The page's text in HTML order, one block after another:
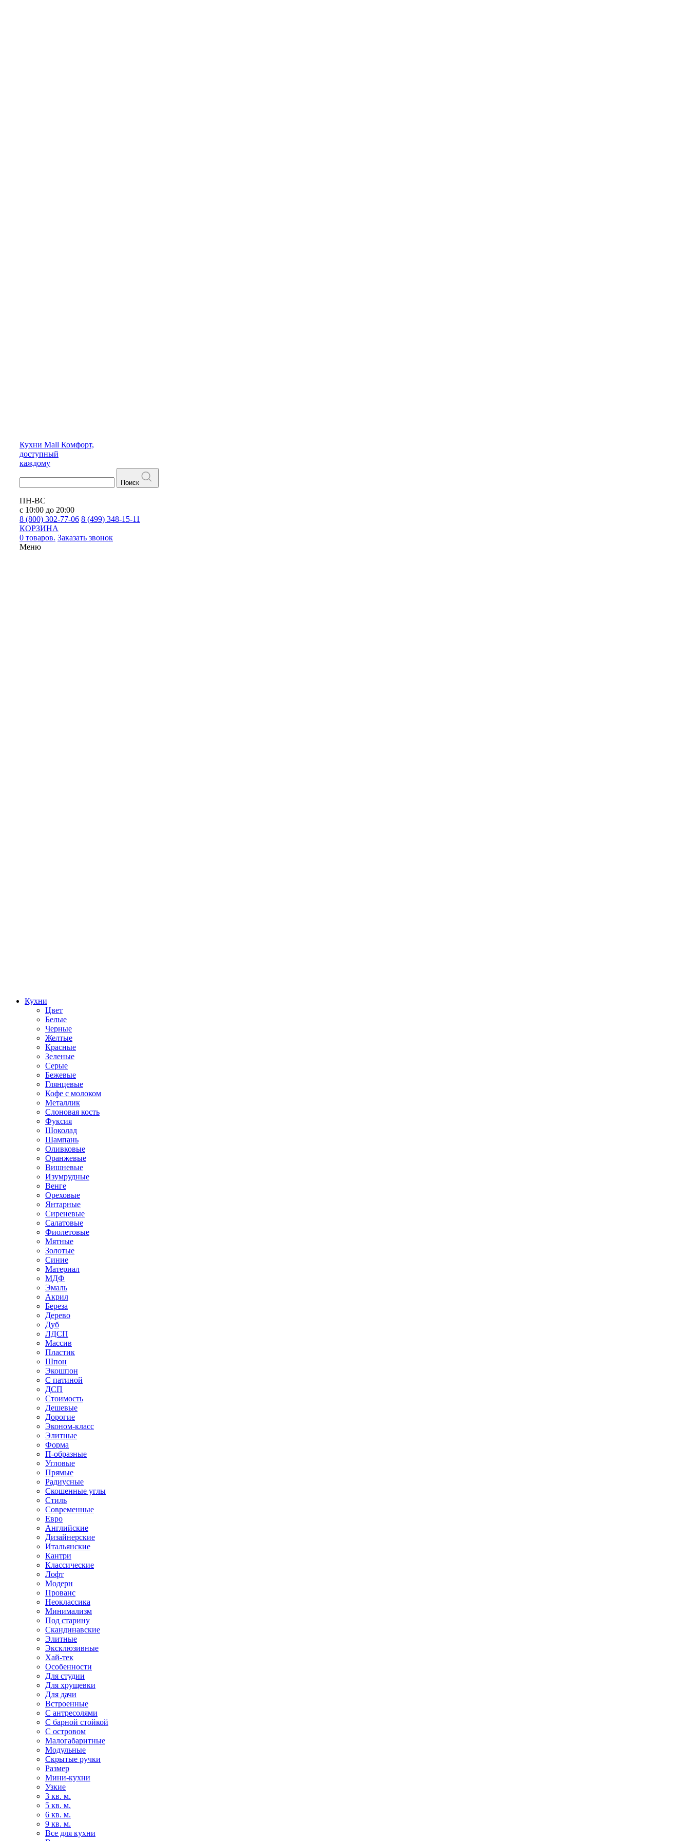
Кухни Mall Комфорт,
доступный
каждому
Поиск
ПН-ВС
с 10:00 до 20:00
8 (800) 302-77-06 8 (499) 348-15-11
КОРЗИНА
0 товаров. Заказать звонок
Меню
Кухни
Цвет
Белые
Черные
Желтые
Красные
Зеленые
Серые
Бежевые
Глянцевые
Кофе с молоком
Металлик
Слоновая кость
Фуксия
Шоколад
Шампань
Оливковые
Оранжевые
Вишневые
Изумрудные
Венге
Ореховые
Янтарные
Сиреневые
Салатовые
Фиолетовые
Мятные
Золотые
Синие
Материал
МДФ
Эмаль
Акрил
Береза
Дерево
Дуб
ЛДСП
Массив
Пластик
Шпон
Экошпон
С патиной
ДСП
Стоимость
Дешевые
Дорогие
Эконом-класс
Элитные
Форма
П-образные
Угловые
Прямые
Радиусные
Скошенные углы
Стиль
Современные
Евро
Английские
Дизайнерские
Итальянские
Кантри
Классические
Лофт
Модерн
Прованс
Неоклассика
Минимализм
Под старину
Скандинавские
Элитные
Эксклюзивные
Хай-тек
Особенности
Для студии
Для хрущевки
Для дачи
Встроенные
С антресолями
С барной стойкой
С островом
Малогабаритные
Модульные
Скрытые ручки
Размер
Мини-кухни
Узкие
3 кв. м.
5 кв. м.
6 кв. м.
9 кв. м.
Все для кухни